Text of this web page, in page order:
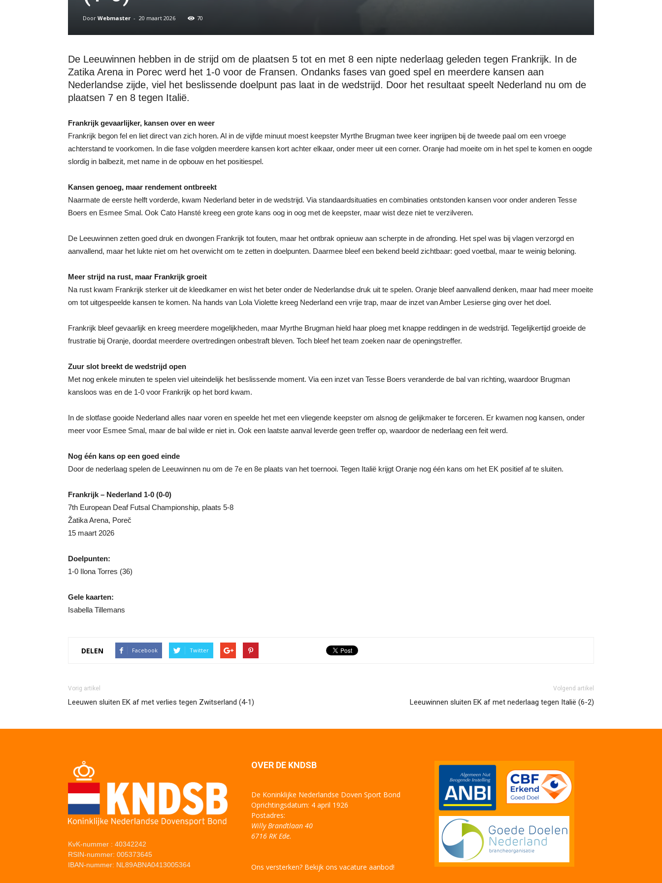
Door Webmaster - 20 maart 2026 70
De Leeuwinnen hebben in de strijd om de plaatsen 5 tot en met 8 een nipte nederlaag geleden tegen Frankrijk. In de
Zatika Arena in Porec werd het 1-0 voor de Fransen. Ondanks fases van goed spel en meerdere kansen aan
Nederlandse zijde, viel het beslissende doelpunt pas laat in de wedstrijd. Door het resultaat speelt Nederland nu om de
plaatsen 7 en 8 tegen Italië.
Frankrijk gevaarlijker, kansen over en weer
Frankrijk begon fel en liet direct van zich horen. Al in de vijfde minuut moest keepster Myrthe Brugman twee keer ingrijpen bij de tweede paal om een vroege
achterstand te voorkomen. In die fase volgden meerdere kansen kort achter elkaar, onder meer uit een corner. Oranje had moeite om in het spel te komen en oogde
slordig in balbezit, met name in de opbouw en het positiespel.
Kansen genoeg, maar rendement ontbreekt
Naarmate de eerste helft vorderde, kwam Nederland beter in de wedstrijd. Via standaardsituaties en combinaties ontstonden kansen voor onder anderen Tesse
Boers en Esmee Smal. Ook Cato Hansté kreeg een grote kans oog in oog met de keepster, maar wist deze niet te verzilveren.
De Leeuwinnen zetten goed druk en dwongen Frankrijk tot fouten, maar het ontbrak opnieuw aan scherpte in de afronding. Het spel was bij vlagen verzorgd en
aanvallend, maar het lukte niet om het overwicht om te zetten in doelpunten. Daarmee bleef een bekend beeld zichtbaar: goed voetbal, maar te weinig beloning.
Meer strijd na rust, maar Frankrijk groeit
Na rust kwam Frankrijk sterker uit de kleedkamer en wist het beter onder de Nederlandse druk uit te spelen. Oranje bleef aanvallend denken, maar had meer moeite
om tot uitgespeelde kansen te komen. Na hands van Lola Violette kreeg Nederland een vrije trap, maar de inzet van Amber Lesierse ging over het doel.
Frankrijk bleef gevaarlijk en kreeg meerdere mogelijkheden, maar Myrthe Brugman hield haar ploeg met knappe reddingen in de wedstrijd. Tegelijkertijd groeide de
frustratie bij Oranje, doordat meerdere overtredingen onbestraft bleven. Toch bleef het team zoeken naar de openingstreffer.
Zuur slot breekt de wedstrijd open
Met nog enkele minuten te spelen viel uiteindelijk het beslissende moment. Via een inzet van Tesse Boers veranderde de bal van richting, waardoor Brugman
kansloos was en de 1-0 voor Frankrijk op het bord kwam.
In de slotfase gooide Nederland alles naar voren en speelde het met een vliegende keepster om alsnog de gelijkmaker te forceren. Er kwamen nog kansen, onder
meer voor Esmee Smal, maar de bal wilde er niet in. Ook een laatste aanval leverde geen treffer op, waardoor de nederlaag een feit werd.
Nog één kans op een goed einde
Door de nederlaag spelen de Leeuwinnen nu om de 7e en 8e plaats van het toernooi. Tegen Italië krijgt Oranje nog één kans om het EK positief af te sluiten.
Frankrijk – Nederland 1-0 (0-0)
7th European Deaf Futsal Championship, plaats 5-8
Žatika Arena, Poreč
15 maart 2026
Doelpunten:
1-0 Ilona Torres (36)
Gele kaarten:
Isabella Tillemans
DELEN Facebook Twitter
Vorig artikel
Leeuwen sluiten EK af met verlies tegen Zwitserland (4‑1)
Volgend artikel
Leeuwinnen sluiten EK af met nederlaag tegen Italië (6-2)
KvK-nummer : 40342242
RSIN-nummer: 005373645
IBAN-nummer: NL89ABNA0413005364
OVER DE KNDSB
De Koninklijke Nederlandse Doven Sport Bond
Oprichtingsdatum: 4 april 1926
Postadres:
Willy Brandtlaan 40
6716 RK Ede.
Ons versterken? Bekijk ons vacature aanbod!